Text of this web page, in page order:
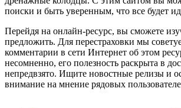
поиски и быть уверенным, что все будет
Перейдя на онлайн-ресурс, вы сможете
предложить. Для перестраховки мы
комментарии в сети Интернет об этом
несомненно, его полезность раскрыта в
непредвзято. Ищите новостные релизы и
внимание на мнение рядовых